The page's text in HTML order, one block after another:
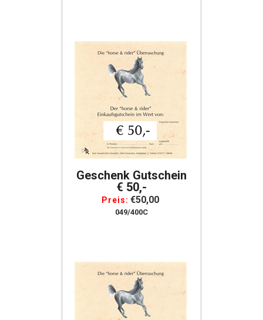
Geschenk Gutschein
€ 50,-
Preis: €50,00
049/400C